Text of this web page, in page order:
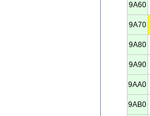
9A60
9A70
9A80
9A90
9AA0
9AB0